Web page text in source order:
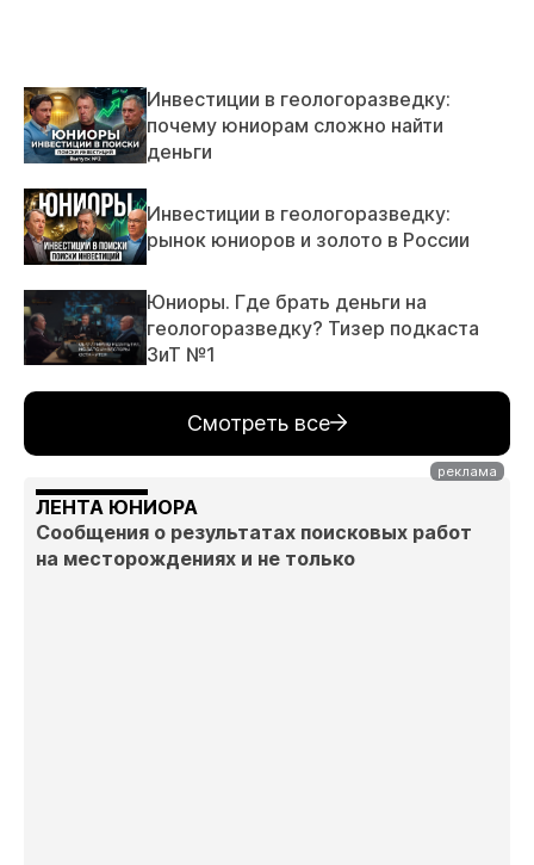
Инвестиции в геологоразведку:
почему юниорам сложно найти
деньги
Инвестиции в геологоразведку:
рынок юниоров и золото в России
Юниоры. Где брать деньги на
геологоразведку? Тизер подкаста
ЗиТ №1
Смотреть все
ЛЕНТА ЮНИОРА
Сообщения о результатах поисковых работ
на месторождениях и не только